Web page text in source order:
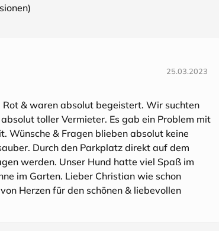
25.03.2023
& waren absolut begeistert. Wir suchten
toller Vermieter. Es gab ein Problem mit
Wünsche & Fragen blieben absolut keine
Durch den Parkplatz direkt auf dem
werden. Unser Hund hatte viel Spaß im
im Garten. Lieber Christian wie schon
Herzen für den schönen & liebevollen